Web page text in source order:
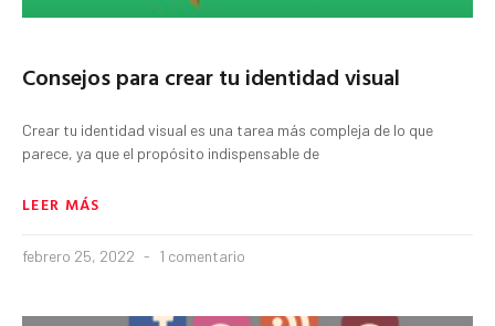
Consejos para crear tu identidad visual
Crear tu identidad visual es una tarea más compleja de lo que
parece, ya que el propósito indispensable de
LEER MÁS
febrero 25, 2022 1 comentario